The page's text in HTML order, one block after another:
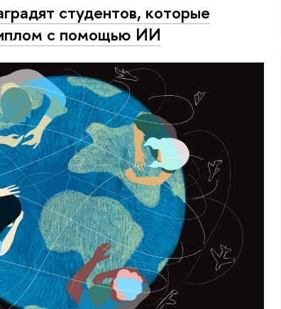
студентов, которые
с помощью ИИ